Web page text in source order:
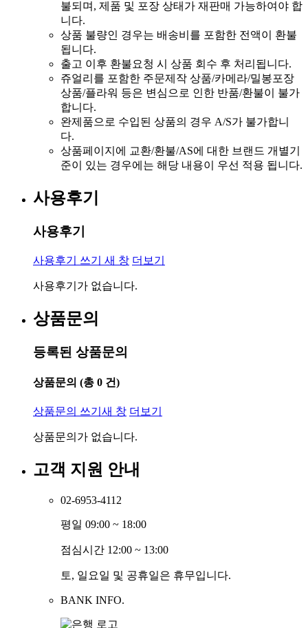
불되며, 제품 및 포장 상태가 재판매 가능하여야 합
니다.
상품 불량인 경우는 배송비를 포함한 전액이 환불
됩니다.
출고 이후 환불요청 시 상품 회수 후 처리됩니다.
쥬얼리를 포함한 주문제작 상품/카메라/밀봉포장
상품/플라워 등은 변심으로 인한 반품/환불이 불가
합니다.
완제품으로 수입된 상품의 경우 A/S가 불가합니
다.
상품페이지에 교환/환불/AS에 대한 브랜드 개별기
준이 있는 경우에는 해당 내용이 우선 적용 됩니다.
사용후기
사용후기
사용후기 쓰기 새 창 더보기
사용후기가 없습니다.
상품문의
등록된 상품문의
상품문의 (총 0 건)
상품문의 쓰기 새 창 더보기
상품문의가 없습니다.
고객 지원 안내
02-6953-4112
평일 09:00 ~ 18:00
점심시간 12:00 ~ 13:00
토, 일요일 및 공휴일은 휴무입니다.
BANK INFO.